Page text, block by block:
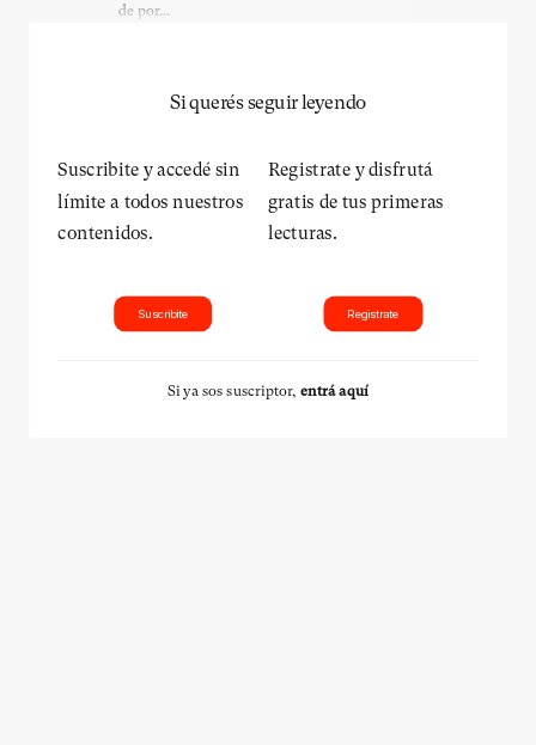
de por...
Si querés seguir leyendo
Suscribite y accedé sin
límite a todos nuestros
contenidos.
Suscribite
Registrate y disfrutá
gratis de tus primeras
lecturas.
Registrate
Si ya sos suscriptor, entrá aquí